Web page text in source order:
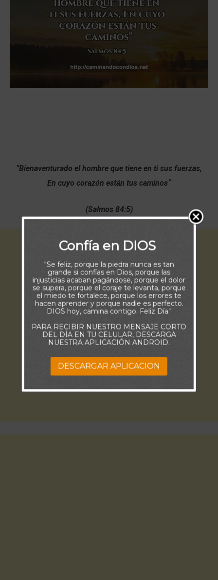
“Bienaventurado el hombre que tiene en ti sus fuerzas,
En cuyo corazón están tus caminos“
(Salmos 84:5)
Confía en DIOS
"Se feliz, porque la piedra nunca es tan
grande si confías en Dios, porque las
injusticias acaban pagándose, porque el dolor
se supera, porque el coraje te levanta, porque
el miedo te fortalece, porque los errores te
hacen aprender y porque nadie es perfecto.
DIOS hoy, camina contigo. Feliz Día."
PARA RECIBIR NUESTRO MENSAJE CORTO
DEL DÍA EN TU CELULAR, DESCARGA
NUESTRA APLICACIÓN ANDROID.
DESCARGAR APLICACION